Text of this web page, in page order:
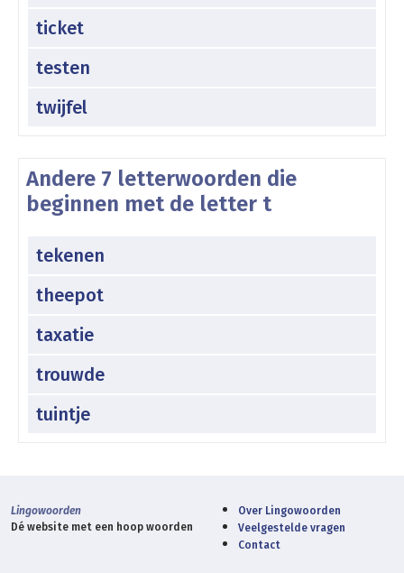
ticket
testen
twijfel
Andere 7 letterwoorden die
beginnen met de letter t
tekenen
theepot
taxatie
trouwde
tuintje
Lingowoorden
Dé website met een hoop woorden
Over Lingowoorden
Veelgestelde vragen
Contact